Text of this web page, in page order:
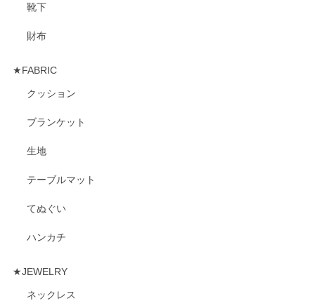
靴下
財布
★FABRIC
クッション
ブランケット
生地
テーブルマット
てぬぐい
ハンカチ
★JEWELRY
ネックレス